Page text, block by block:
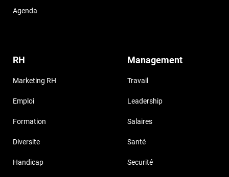
Agenda
RH
Marketing RH
Emploi
Formation
Diversite
Handicap
Management
Travail
Leadership
Salaires
Santé
Securité